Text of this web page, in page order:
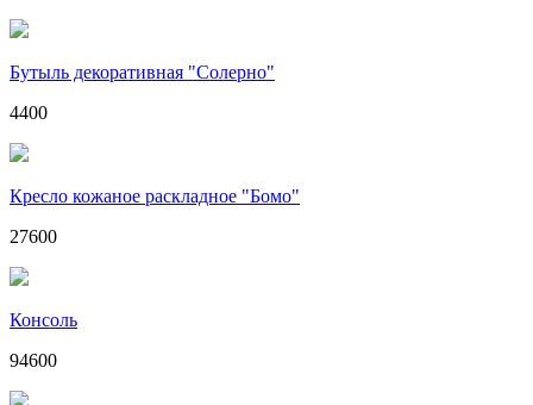
Бутыль декоративная "Солерно"
4400
Кресло кожаное раскладное "Бомо"
27600
Консоль
94600